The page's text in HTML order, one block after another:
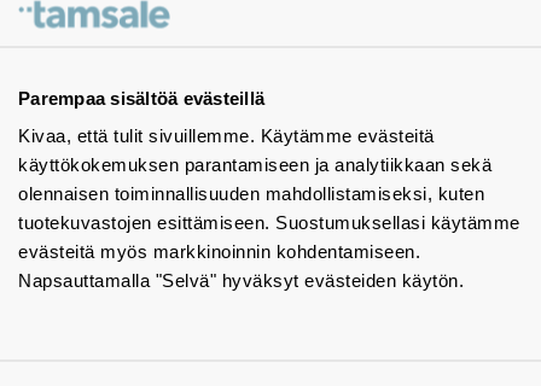
Parempaa sisältöä evästeillä
Kivaa, että tulit sivuillemme. Käytämme evästeitä
käyttökokemuksen parantamiseen ja analytiikkaan sekä
olennaisen toiminnallisuuden mahdollistamiseksi, kuten
tuotekuvastojen esittämiseen. Suostumuksellasi käytämme
evästeitä myös markkinoinnin kohdentamiseen.
Napsauttamalla "Selvä" hyväksyt evästeiden käytön.
Ota yhteyttä - autamme mielellämme
Tuotekuvastot
Instagram
BIM-objektit
Yhteystiedot
Tiedotteet